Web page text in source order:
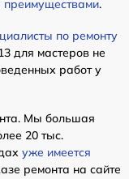
преимуществами.
по ремонту
для мастеров не
работ у
Мы большая
20 тыс.
уже имеется
ремонта на сайте